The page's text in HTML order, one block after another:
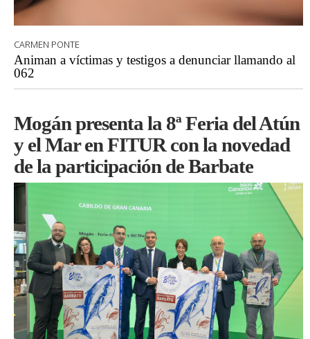
CARMEN PONTE
Animan a víctimas y testigos a denunciar llamando al
062
Mogán presenta la 8ª Feria del Atún
y el Mar en FITUR con la novedad
de la participación de Barbate